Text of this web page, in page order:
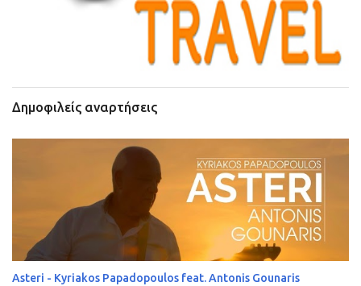
Δημοφιλείς αναρτήσεις
Asteri - Kyriakos Papadopoulos feat. Antonis Gounaris